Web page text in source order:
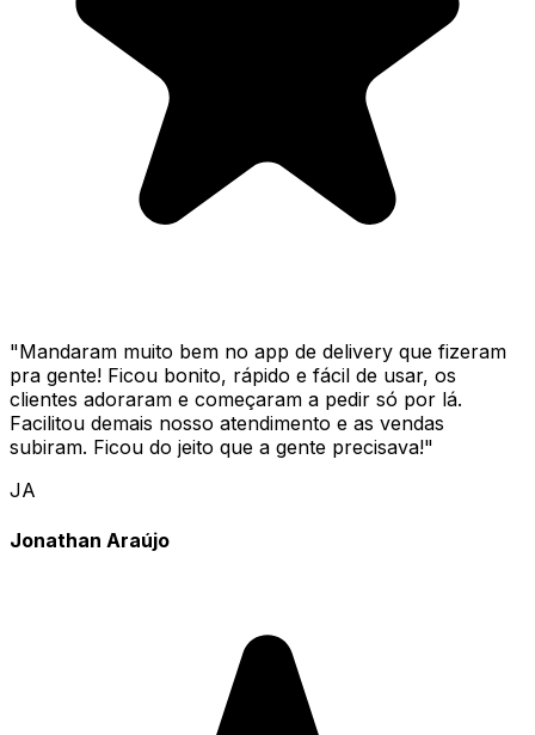
"Mandaram muito bem no app de delivery que fizeram
pra gente! Ficou bonito, rápido e fácil de usar, os
clientes adoraram e começaram a pedir só por lá.
Facilitou demais nosso atendimento e as vendas
subiram. Ficou do jeito que a gente precisava!"
JA
Jonathan Araújo